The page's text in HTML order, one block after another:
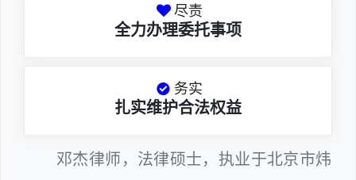
尽责
全力办理委托事项
务实
扎实维护合法权益
邓杰律师，法律硕士，执业于北京市炜